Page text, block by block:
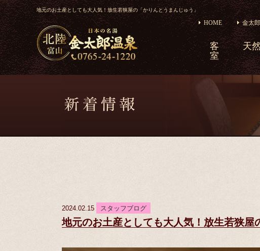
地元のお土産としても大人気！放生若狭屋の「かりんとうまんじゅう」
HOME 金太
客
室
天
2024.02.15 スタッフブログ
地元のお土産としても大人気！放生若狭屋